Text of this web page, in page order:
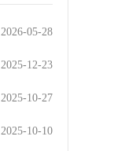
2026-05-28
2025-12-23
2025-10-27
2025-10-10